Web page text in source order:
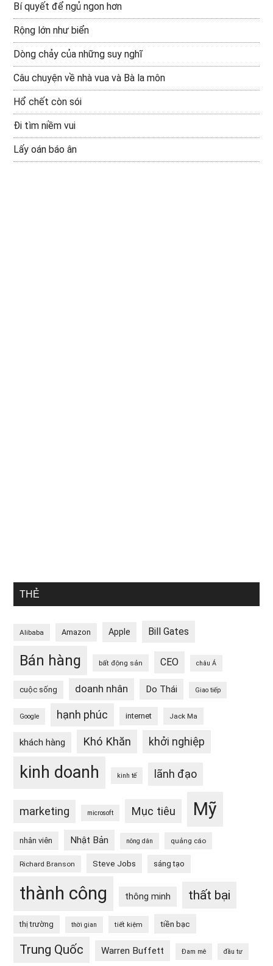
Bí quyết để ngủ ngon hơn
Rộng lớn như biển
Dòng chảy của những suy nghĩ
Câu chuyện về nhà vua và Bà la môn
Hổ chết còn sói
Đi tìm niềm vui
Lấy oán báo ân
THẺ
Alibaba Amazon Apple Bill Gates
Bán hàng bất động sản CEO châu Á
cuộc sống doanh nhân Do Thái Giao tiếp
Google hạnh phúc internet Jack Ma
khách hàng Khó Khăn khởi nghiệp
kinh doanh kinh tế lãnh đạo
marketing microsoft Mục tiêu Mỹ
nhân viên Nhật Bản nông dân quảng cáo
Richard Branson Steve Jobs sáng tạo
thành công thông minh thất bại
thị trường thời gian tiết kiệm tiền bạc
Trung Quốc Warren Buffett Đam mê đầu tư